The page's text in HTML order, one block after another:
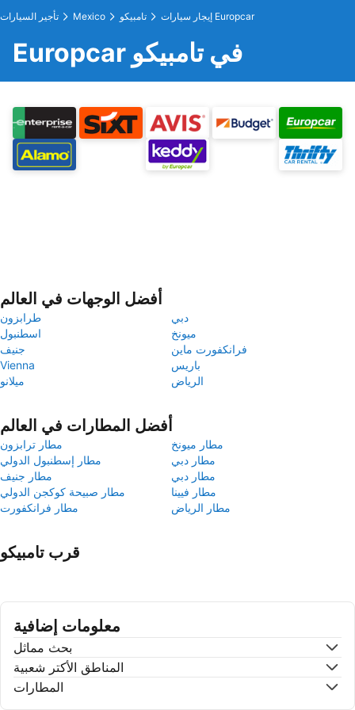
تأجير السيارات Mexico تامبيكو إيجار سيارات Europcar
Europcar في تامبيكو
أفضل الوجهات في العالم
طرابزون
دبي
اسطنبول
ميونخ
جنيف
فرانكفورت ماين
Vienna
باريس
ميلانو
الرياض
أفضل المطارات في العالم
مطار ترابزون
مطار ميونخ
مطار إسطنبول الدولي
مطار دبي
مطار جنيف
مطار دبي
مطار صبيحة كوكجن الدولي
مطار فيينا
مطار فرانكفورت
مطار الرياض
قرب تامبيكو
معلومات إضافية
بحث مماثل
المناطق الأكتر شعبية
المطارات